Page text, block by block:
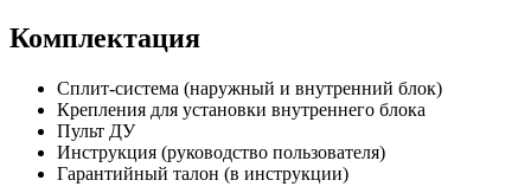
Комплектация
Сплит-система (наружный и внутренний блок)
Крепления для установки внутреннего блока
Пульт ДУ
Инструкция (руководство пользователя)
Гарантийный талон (в инструкции)